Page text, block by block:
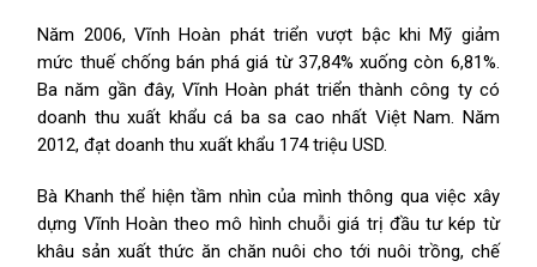
Năm 2006, Vĩnh Hoàn phát triển vượt bậc khi Mỹ giảm
mức thuế chống bán phá giá từ 37,84% xuống còn 6,81%.
Ba năm gần đây, Vĩnh Hoàn phát triển thành công ty có
doanh thu xuất khẩu cá ba sa cao nhất Việt Nam. Năm
2012, đạt doanh thu xuất khẩu 174 triệu USD.
Bà Khanh thể hiện tầm nhìn của mình thông qua việc xây
dựng Vĩnh Hoàn theo mô hình chuỗi giá trị đầu tư kép từ
khâu sản xuất thức ăn chăn nuôi cho tới nuôi trồng, chế